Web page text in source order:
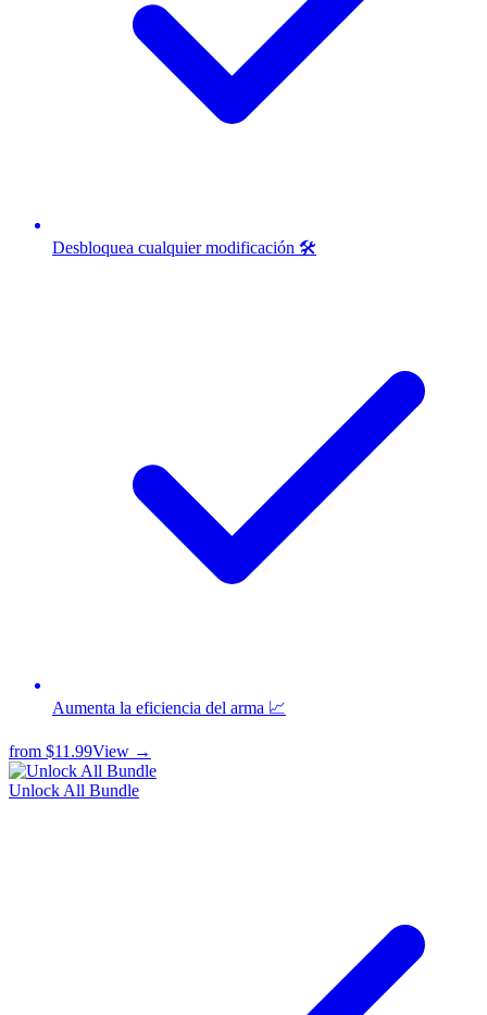
Desbloquea cualquier modificación 🛠️
Aumenta la eficiencia del arma 📈
from $11.99View →
Unlock All Bundle